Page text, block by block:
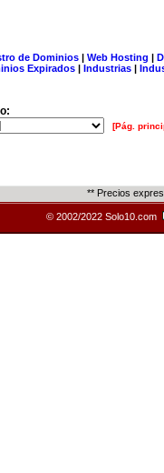
de Dominios| Web Hosting |
Expirados | Industrias |
[Pág.
** Precios
© 2002/2022 Solo10.com